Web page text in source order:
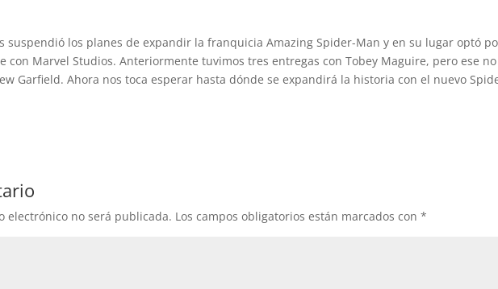
suspendió los planes de expandir la franquicia Amazing Spider-Man y en su lugar optó
con Marvel Studios. Anteriormente tuvimos tres entregas con Tobey Maguire, pero ese no
Garfield. Ahora nos toca esperar hasta dónde se expandirá la historia con el nuevo
electrónico no será publicada. Los campos obligatorios están marcados con*